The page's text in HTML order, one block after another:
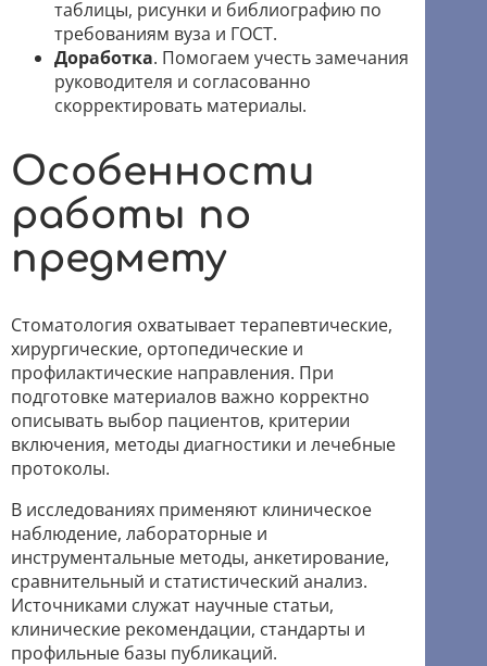
таблицы, рисунки и библиографию по
требованиям вуза и ГОСТ.
Доработка. Помогаем учесть замечания
руководителя и согласованно
скорректировать материалы.
Особенности
работы по
предмету
Стоматология охватывает терапевтические,
хирургические, ортопедические и
профилактические направления. При
подготовке материалов важно корректно
описывать выбор пациентов, критерии
включения, методы диагностики и лечебные
протоколы.
В исследованиях применяют клиническое
наблюдение, лабораторные и
инструментальные методы, анкетирование,
сравнительный и статистический анализ.
Источниками служат научные статьи,
клинические рекомендации, стандарты и
профильные базы публикаций.